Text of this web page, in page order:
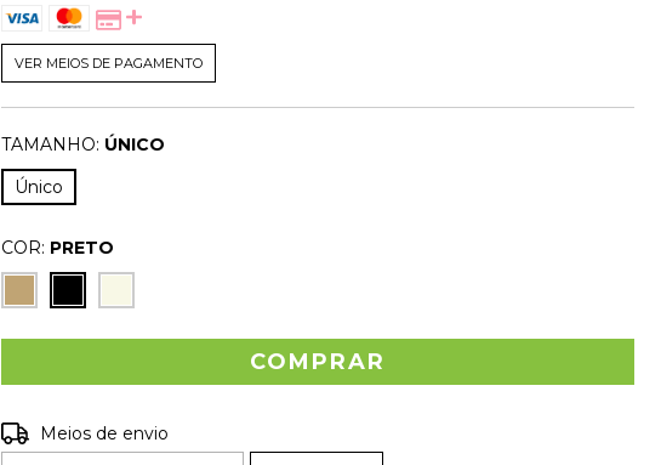
VER MEIOS DE PAGAMENTO
TAMANHO: ÚNICO
Único
COR: PRETO
Entregas para o CEP:
Meios de envio